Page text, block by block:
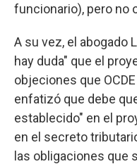
funcionario), pero no
A su vez, el abogado
hay duda" que el
objeciones que
enfatizó que debe
establecido" en el
en el secreto
las obligaciones que